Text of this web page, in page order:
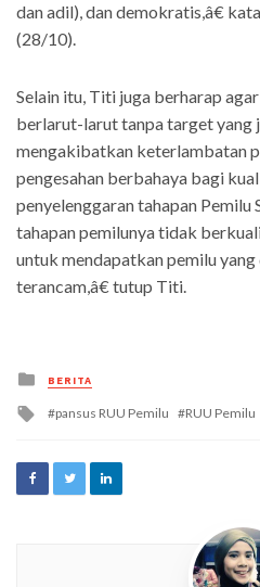
dan adil), dan demokratis,â€
(28/10).
Selain itu, Titi juga berharap
berlarut-larut tanpa target yang
mengakibatkan keterlambatan
pengesahan berbahaya bagi
penyelenggaran tahapan
tahapan pemilunya tidak
untuk mendapatkan pemilu
terancam,â€ tutup Titi.
Posted
in
BERITA
Tagged
pansus RUU Pemilu RUU Pemilu